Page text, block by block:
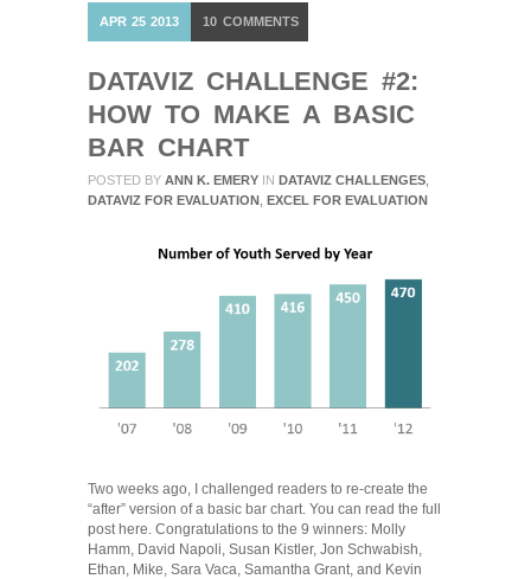
APR 25 2013 10 COMMENTS
DATAVIZ CHALLENGE #2:
HOW TO MAKE A BASIC
BAR CHART
POSTED BY ANN K. EMERY IN DATAVIZ CHALLENGES
DATAVIZ FOR EVALUATION EXCEL FOR EVALUATION
Two weeks ago, I challenged readers to re-create the
“after” version of a basic bar chart. You can read the full
post here. Congratulations to the 9 winners: Molly
Hamm, David Napoli, Susan Kistler, Jon Schwabish,
Ethan, Mike, Sara Vaca, Samantha Grant, and Kevin